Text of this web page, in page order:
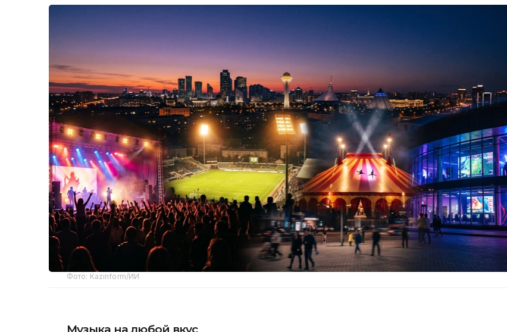
Фото: Kazinform/ИИ
Музыка на любой вкус